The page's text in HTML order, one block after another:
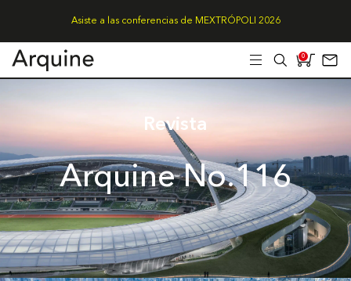
Asiste a las conferencias de MEXTRÓPOLI 2026
0
Revista
Arquine No.116